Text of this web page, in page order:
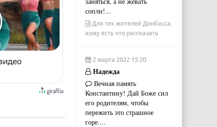
сопли!...
Для тех жителей Донбасса,
кому есть что рассказать
2 марта 2022 15:20
Надежда
Вечная память
Константину! Дай Боже сил
его родителям, чтобы
пережить это страшное
горе....